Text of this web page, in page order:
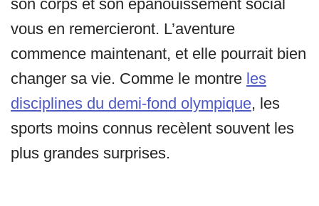
son corps et son épanouissement social
vous en remercieront. L’aventure
commence maintenant, et elle pourrait bien
changer sa vie. Comme le montre les
disciplines du demi-fond olympique, les
sports moins connus recèlent souvent les
plus grandes surprises.